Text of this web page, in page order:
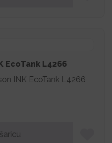
EcoTank L4266
INK EcoTank L4266